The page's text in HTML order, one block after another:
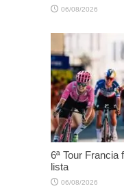
06/08/2026
6ª Tour Francia
lista
06/08/2026